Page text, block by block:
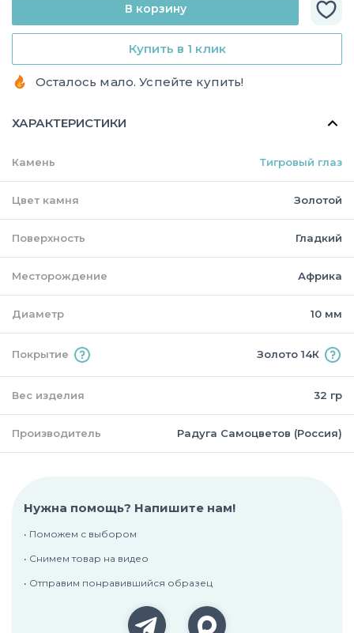
Купить в 1 клик
В корзину
Осталось мало. Успейте купить!
ХАРАКТЕРИСТИКИ
Камень Тигровый глаз
Цвет камня Золотой
Поверхность Гладкий
Месторождение Африка
Диаметр 10 мм
Покрытие Золото 14К
Вес изделия 32 гр
Производитель Радуга Самоцветов (Россия)
Нужна помощь? Напишите нам!
• Поможем с выбором
• Снимем товар на видео
• Отправим понравившийся образец